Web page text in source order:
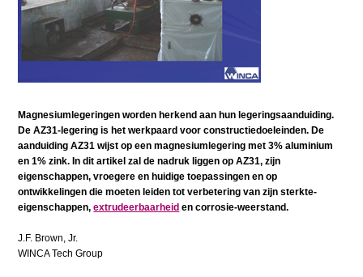
Magnesiumlegeringen worden herkend aan hun legeringsaanduiding.
De AZ31-legering is het werkpaard voor constructiedoeleinden. De
aanduiding AZ31 wijst op een magnesiumlegering met 3% aluminium
en 1% zink. In dit artikel zal de nadruk liggen op AZ31, zijn
eigenschappen, vroegere en huidige toepassingen en op
ontwikkelingen die moeten leiden tot verbetering van zijn sterkte-
eigenschappen,extrudeerbaarheid en corrosie-weerstand.
J.F. Brown, Jr.
WINCA Tech Group